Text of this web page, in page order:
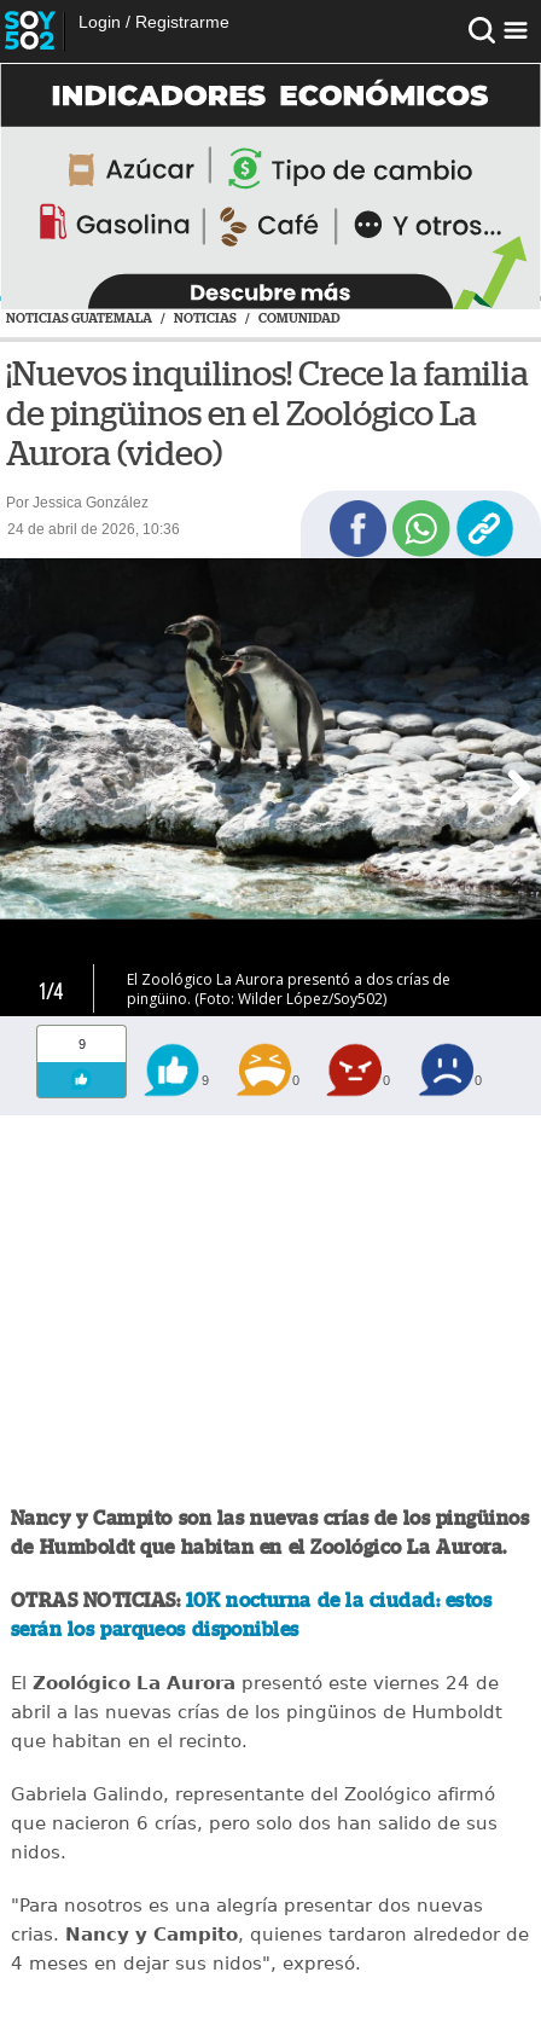
Login / Registrarme
NOTICIAS GUATEMALA / NOTICIAS / COMUNIDAD
¡Nuevos inquilinos! Crece la familia
de pingüinos en el Zoológico La
Aurora (video)
Por Jessica González
24 de abril de 2026, 10:36
1/4
El Zoológico La Aurora presentó a dos crías de
pingüino. (Foto: Wilder López/Soy502)
9
9 0 0 0
Nancy y Campito son las nuevas crías de los pingüinos
de Humboldt que habitan en el Zoológico La Aurora.
OTRAS NOTICIAS: 10K nocturna de la ciudad: estos
serán los parqueos disponibles
El Zoológico La Aurora presentó este viernes 24 de
abril a las nuevas crías de los pingüinos de Humboldt
que habitan en el recinto.
Gabriela Galindo, representante del Zoológico afirmó
que nacieron 6 crías, pero solo dos han salido de sus
nidos.
"Para nosotros es una alegría presentar dos nuevas
crias. Nancy y Campito, quienes tardaron alrededor de
4 meses en dejar sus nidos", expresó.